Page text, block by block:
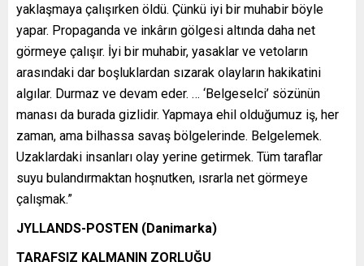
yaklaşmaya çalışırken öldü. Çünkü iyi bir muhabir böyle
yapar. Propaganda ve inkârın gölgesi altında daha net
görmeye çalışır. İyi bir muhabir, yasaklar ve vetoların
arasındaki dar boşluklardan sızarak olayların hakikatini
algılar. Durmaz ve devam eder. … ‘Belgeselci’ sözünün
manası da burada gizlidir. Yapmaya ehil olduğumuz iş, her
zaman, ama bilhassa savaş bölgelerinde. Belgelemek.
Uzaklardaki insanları olay yerine getirmek. Tüm taraflar
suyu bulandırmaktan hoşnutken, ısrarla net görmeye
çalışmak.”
JYLLANDS-POSTEN (Danimarka)
TARAFSIZ KALMANIN ZORLUĞU